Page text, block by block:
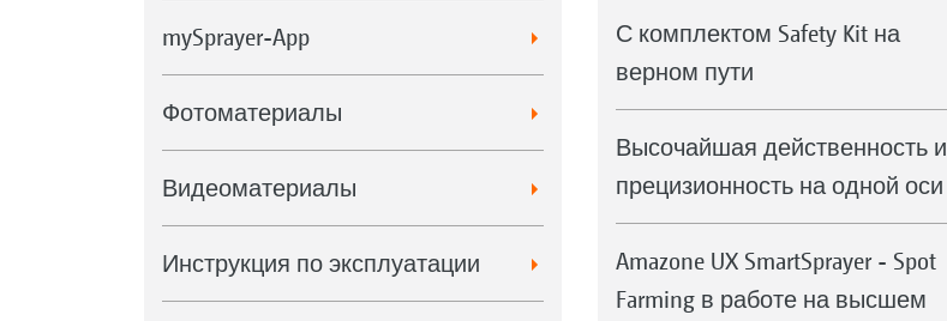
mySprayer-App
Фотоматериалы
Видеоматериалы
Инструкция по эксплуатации
С комплектом Safety Kit на
верном пути
Высочайшая действенность и
прецизионность на одной оси
Amazone UX SmartSprayer - Spot
Farming в работе на высшем